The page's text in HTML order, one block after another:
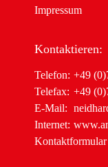
Impressum
Kontaktieren:
Telefon: +49
Telefax: +49
E-Mail:
Internet:
Kontaktformular